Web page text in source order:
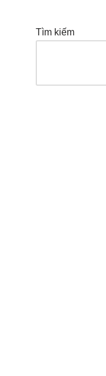
Tìm kiếm